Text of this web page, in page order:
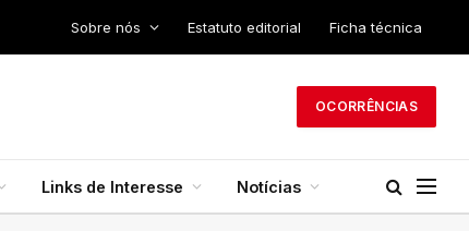
Sobre nós Estatuto editorial Ficha técnica
OCORRÊNCIAS
Links de Interesse Notícias